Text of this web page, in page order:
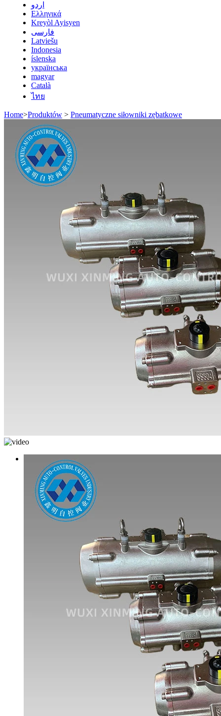
اردو
Ελληνικά
Kreyòl Ayisyen
فارسی
Latviešu
Indonesia
íslenska
українська
magyar
Català
ไทย
Home>Produktów > Pneumatyczne siłowniki zębatkowe